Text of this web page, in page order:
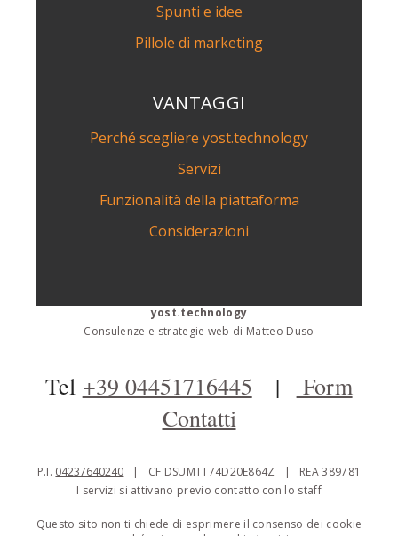
Spunti e idee
Pillole di marketing
VANTAGGI
Perché scegliere yost.technology
Servizi
Funzionalità della piattaforma
Considerazioni
yost.technology
Consulenze e strategie web di Matteo Duso
Tel +39 04451716445 |
Form
Contatti
P.I. 04237640240 | CF DSUMTT74D20E864Z | REA 389781
I servizi si attivano previo contatto con lo staff
Questo sito non ti chiede di esprimere il consenso dei cookie